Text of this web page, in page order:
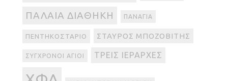
ΠΑΛΑΙΆ ΔΙΑΘΉΚΗ ΠΑΝΑΓΊΑ
ΠΕΝΤΗΚΟΣΤΆΡΙΟ ΣΤΑΎΡΟΣ ΜΠΟΖΟΒΊΤΗΣ
ΣΎΓΧΡΟΝΟΙ ΆΓΙΟΙ ΤΡΕΙΣ ΙΕΡΆΡΧΕΣ